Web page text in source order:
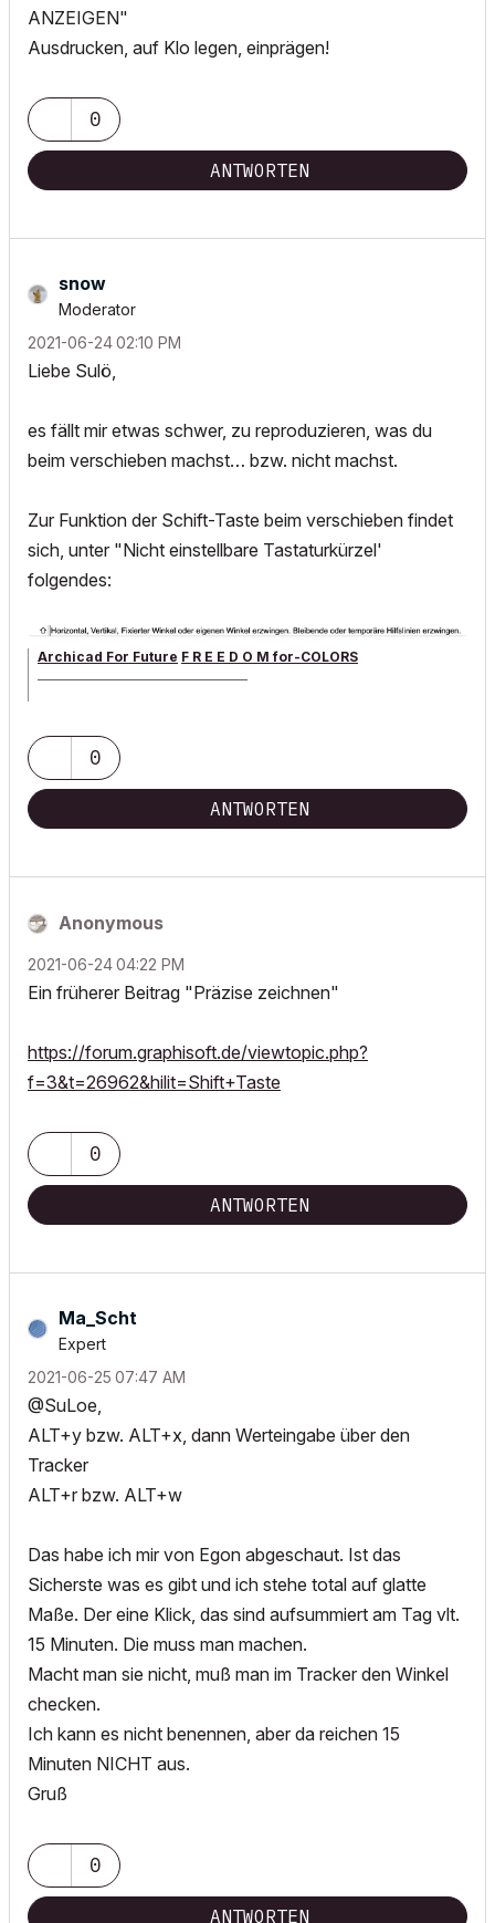
ANZEIGEN"
Ausdrucken, auf Klo legen, einprägen!
0
ANTWORTEN
snow
Moderator
‎2021-06-2402:10 PM
Liebe Sulö,
es fällt mir etwas schwer, zu reproduzieren, was du
beim verschieben machst… bzw. nicht machst.
Zur Funktion der Schift-Taste beim verschieben findet
sich, unter "Nicht einstellbare Tastaturkürzel'
folgendes:
Archicad For Future F R E E D O M for-COLORS
0
ANTWORTEN
Anonymous
‎2021-06-2404:22 PM
Ein früherer Beitrag "Präzise zeichnen"
https://forum.graphisoft.de/viewtopic.php?
f=3&t=26962&hilit=Shift+Taste
0
ANTWORTEN
Ma_Scht
Expert
‎2021-06-25 07:47 AM
@SuLoe,
ALT+y bzw. ALT+x, dann Werteingabe über den
Tracker
ALT+r bzw. ALT+w
Das habe ich mir von Egon abgeschaut. Ist das
Sicherste was es gibt und ich stehe total auf glatte
Maße. Der eine Klick, das sind aufsummiert am Tag vlt.
15 Minuten. Die muss man machen.
Macht man sie nicht, muß man im Tracker den Winkel
checken.
Ich kann es nicht benennen, aber da reichen 15
Minuten NICHT aus.
Gruß
0
ANTWORTEN